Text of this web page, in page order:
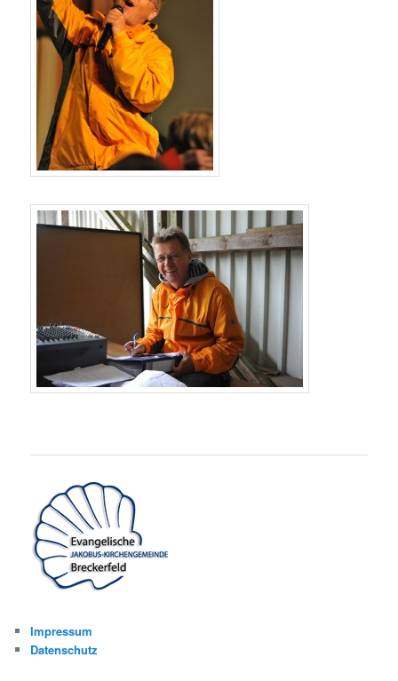
Impressum
Datenschutz